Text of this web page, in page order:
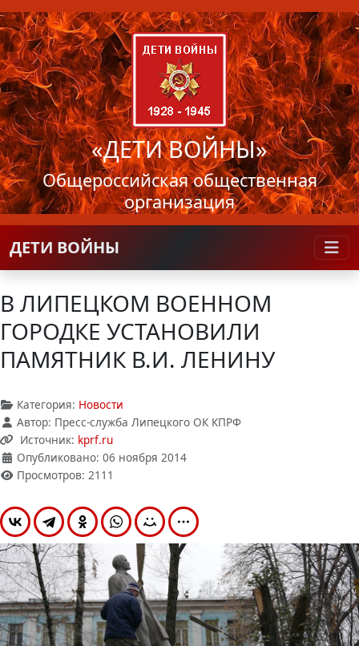
«ДЕТИ ВОЙНЫ»
Общероссийская общественная
организация
ДЕТИ ВОЙНЫ
В ЛИПЕЦКОМ ВОЕННОМ
ГОРОДКЕ УСТАНОВИЛИ
ПАМЯТНИК В.И. ЛЕНИНУ
Категория: Новости
Автор: Пресс-служба Липецкого ОК КПРФ
Источник: kprf.ru
Опубликовано: 06 ноября 2014
Просмотров: 2111